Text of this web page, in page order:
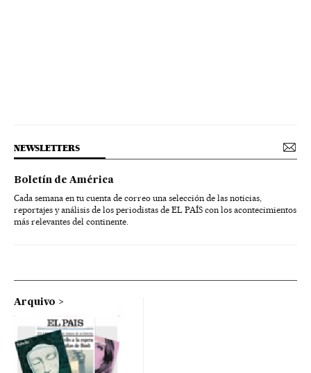
NEWSLETTERS
Boletín de América
Cada semana en tu cuenta de correo una selección de las noticias,
reportajes y análisis de los periodistas de EL PAÍS con los acontecimientos
más relevantes del continente.
Arquivo